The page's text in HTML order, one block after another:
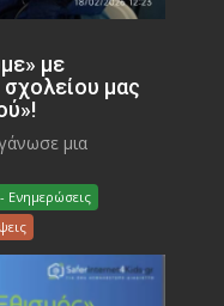
με
μας
μια
Ενημερώσεις